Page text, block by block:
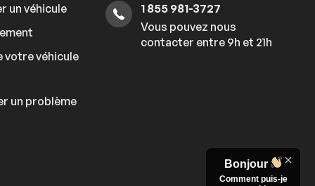
un véhicule
votre véhicule
un problème
1 855 981-3727
Vous pouvez nous
contacter entre 9h et 21h
Bonjour
Comment puis-je